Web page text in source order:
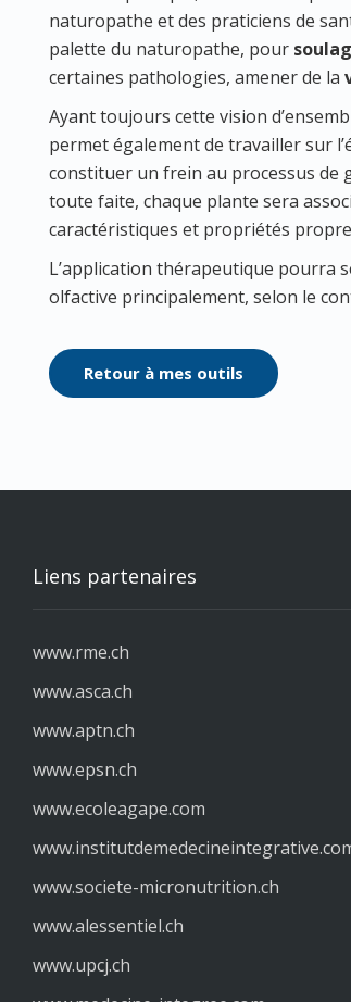
naturopathe et des praticiens de
palette du naturopathe, pour
certaines pathologies, amener de la
Ayant toujours cette vision
permet également de travailler sur
constituer un frein au processus de
toute faite, chaque plante sera
caractéristiques et propriétés
L’application thérapeutique pourra
olfactive principalement, selon le
Retour à mes outils
Liens partenaires
www.rme.ch
www.asca.ch
www.aptn.ch
www.epsn.ch
www.ecoleagape.com
www.societe-micronutrition.ch
www.alessentiel.ch
www.upcj.ch